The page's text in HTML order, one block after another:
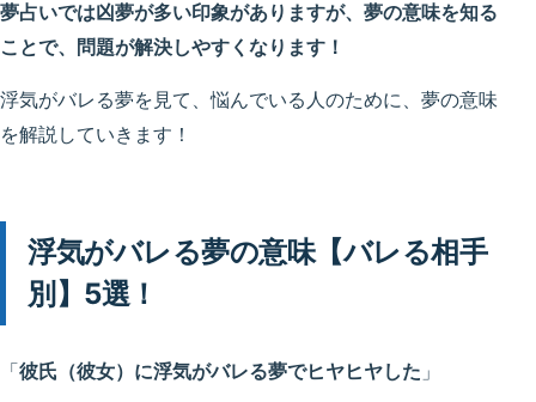
夢占いでは凶夢が多い印象がありますが、夢の意味を知る
ことで、問題が解決しやすくなります！
浮気がバレる夢を見て、悩んでいる人のために、夢の意味
を解説していきます！
浮気がバレる夢の意味【バレる相手
別】5選！
「彼氏（彼女）に浮気がバレる夢でヒヤヒヤした 」